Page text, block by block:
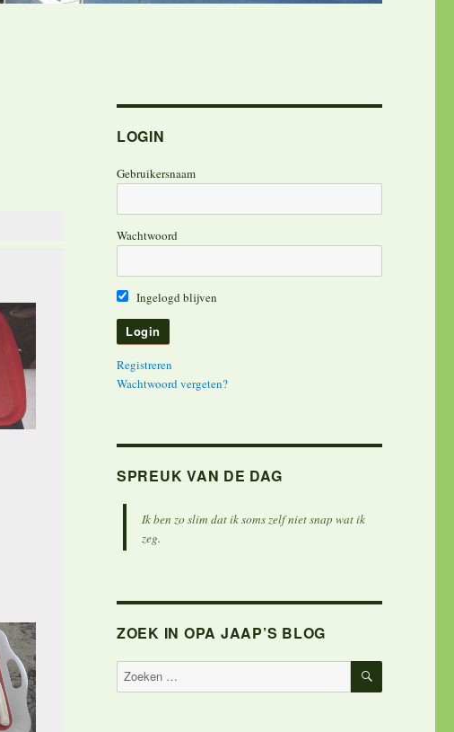
LOGIN
Gebruikersnaam
Wachtwoord
Ingelogd blijven
Registreren
Wachtwoord vergeten?
SPREUK VAN DE DAG
Ik ben zo slim dat ik soms zelf niet snap wat ik
zeg.
ZOEK IN OPA JAAP’S BLOG
Zoeken
naar:
ZOEKEN